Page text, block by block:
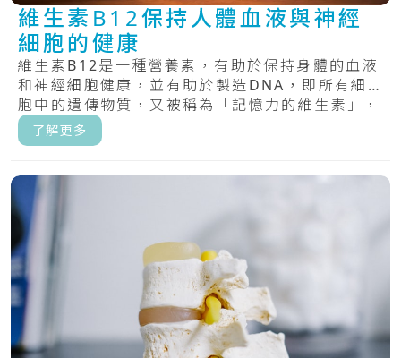
維生素B12保持人體血液與神經
細胞的健康
維生素B12是一種營養素，有助於保持身體的血液
和神經細胞健康，並有助於製造DNA，即所有細
胞中的遺傳物質，又被稱為「記憶力的維生素」，
具.....
了解更多